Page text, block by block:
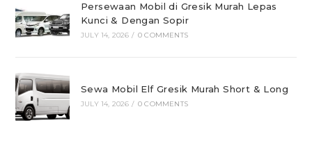
Persewaan Mobil di Gresik Murah Lepas
Kunci & Dengan Sopir
JULY 14, 2026 / 0 COMMENTS
Sewa Mobil Elf Gresik Murah Short & Long
JULY 14, 2026 / 0 COMMENTS